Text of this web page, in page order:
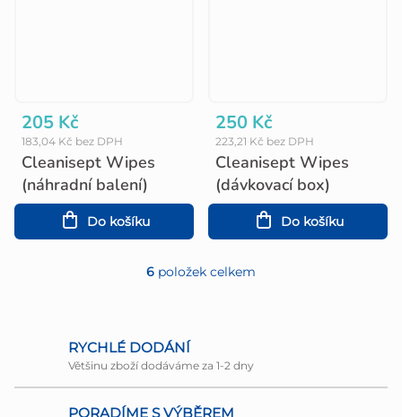
Cleanisept Wipes
(náhradní balení)
183,04 Kč bez DPH
205 Kč
Do košíku
Cleanisept Wipes
(dávkovací box)
223,21 Kč bez DPH
250 Kč
Do košíku
O
á
d
6 položek celkem
RYCHLÉ DODÁNÍ
Většinu zboží dodáváme za 1-2 dny
PORADÍME S VÝBĚREM